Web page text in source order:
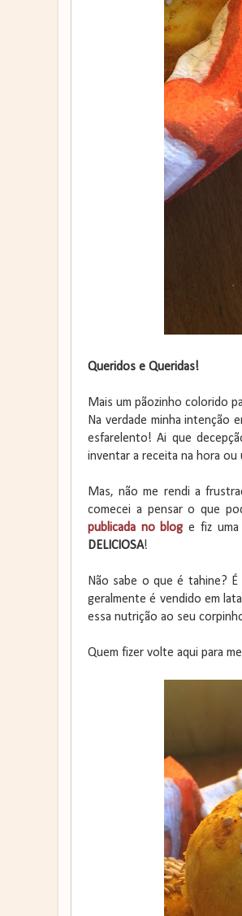
Queridos e Queridas!
Mais um pãozinho colorido
Na verdade minha intenção
esfarelento! Ai que
inventar a receita na hora ou
Mas, não me rendi a
comecei a pensar o que
publicada no blog e fiz uma
DELICIOSA!
Não sabe o que é tahine?
geralmente é vendido em
essa nutrição ao seu
Quem fizer volte aqui para